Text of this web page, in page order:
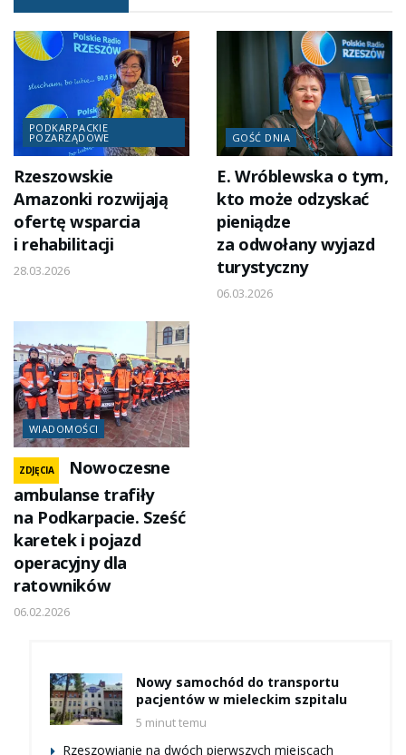
PODKARPACKIE
POZARZĄDOWE
Rzeszowskie
Amazonki rozwijają
ofertę wsparcia
i rehabilitacji
28.03.2026
GOŚĆ DNIA
E. Wróblewska o tym,
kto może odzyskać
pieniądze
za odwołany wyjazd
turystyczny
06.03.2026
WIADOMOŚCI
ZDJĘCIA
Nowoczesne
ambulanse trafiły
na Podkarpacie. Sześć
karetek i pojazd
operacyjny dla
ratowników
06.02.2026
Nowy samochód do transportu
pacjentów w mieleckim szpitalu
5 minut temu
Rzeszowianie na dwóch pierwszych miejscach